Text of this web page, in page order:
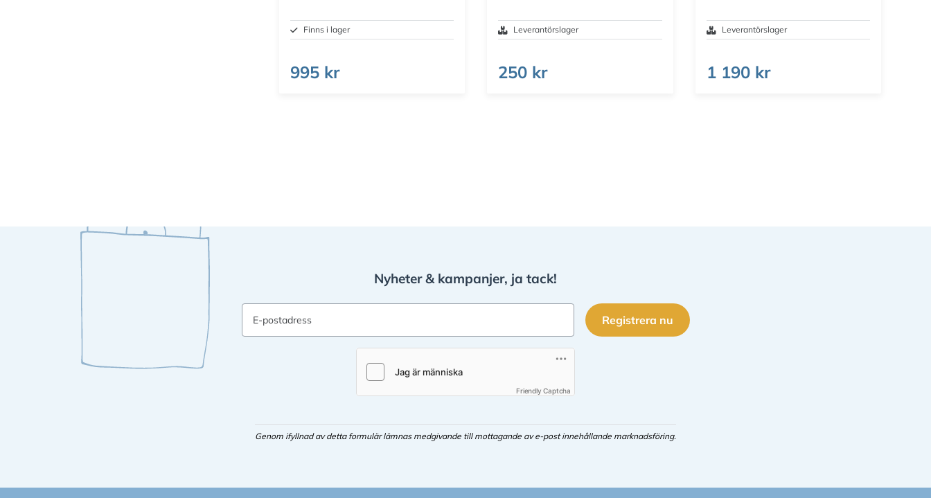
Finns i lager
995 kr
Leverantörslager
250 kr
Leverantörslager
1 190 kr
Nyheter & kampanjer, ja tack!
E-postadress Registrera nu
Friendly Captcha
Genom ifyllnad av detta formulär lämnas medgivande till mottagande av e-post innehållande marknadsföring.